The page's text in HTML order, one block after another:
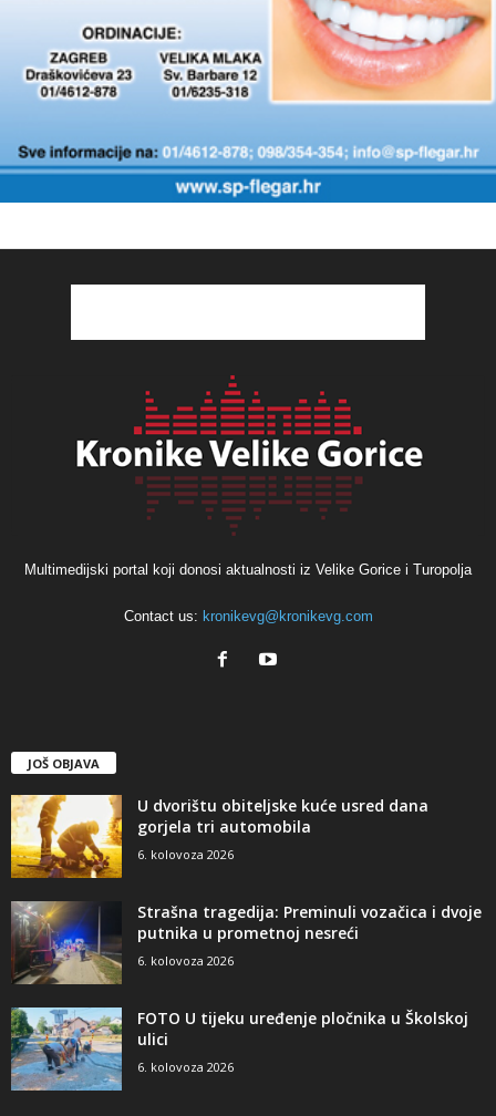
Multimedijski portal koji donosi aktualnosti iz Velike Gorice i Turopolja
Contact us: kronikevg@kronikevg.com
JOŠ OBJAVA
U dvorištu obiteljske kuće usred dana
gorjela tri automobila
6. kolovoza 2026
Strašna tragedija: Preminuli vozačica i dvoje
putnika u prometnoj nesreći
6. kolovoza 2026
FOTO U tijeku uređenje pločnika u Školskoj
ulici
6. kolovoza 2026